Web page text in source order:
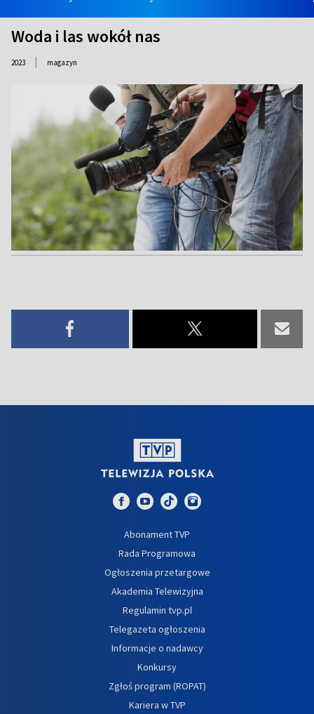
Woda i las wokół nas
2023 | magazyn
Abonament TVP
Rada Programowa
Ogłoszenia przetargowe
Akademia Telewizyjna
Regulamin tvp.pl
Telegazeta ogłoszenia
Informacje o nadawcy
Konkursy
Zgłoś program (ROPAT)
Kariera w TVP